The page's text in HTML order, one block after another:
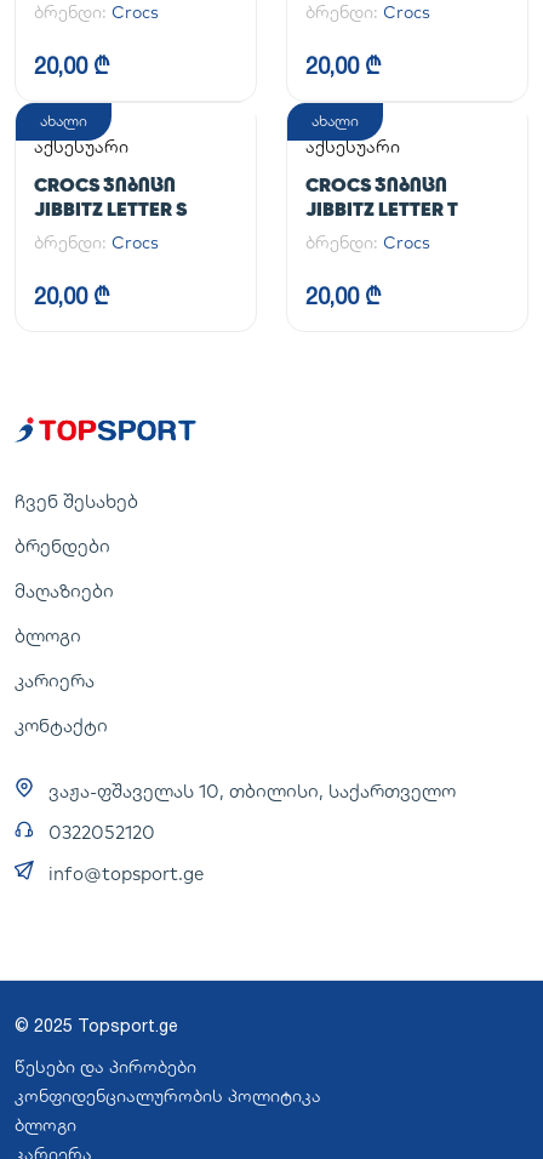
ბრენდი: Crocs
20,00 ₾
ბრენდი: Crocs
20,00 ₾
ახალი
აქსესუარი
CROCS ᲯᲘᲑᲘᲪᲘ
JIBBITZ LETTER S
ბრენდი: Crocs
20,00 ₾
ახალი
აქსესუარი
CROCS ᲯᲘᲑᲘᲪᲘ
JIBBITZ LETTER T
ბრენდი: Crocs
20,00 ₾
ჩვენ შესახებ
ბრენდები
მაღაზიები
ბლოგი
კარიერა
კონტაქტი
ვაჟა-ფშაველას 10, თბილისი, საქართველო
0322052120
info@topsport.ge
© 2025 Topsport.ge
წესები და პირობები
კონფიდენციალურობის პოლიტიკა
ბლოგი
კარიერა